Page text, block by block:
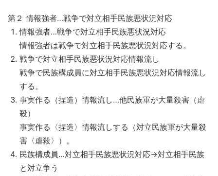
第２ 情報強者…戦争で対立相手民族悪状況対応
情報強者…戦争で対立相手民族悪状況対応
情報強者は戦争で対立相手民族悪状況対応する。
戦争で対立相手民族悪状況対応情報流し
戦争で民族構成員に対立相手民族悪状況対応情報流し
する。
事実作る（捏造）情報流し…他民族軍が大量殺害（虐
殺）
事実作る〈捏造〉情報流しする（対立民族軍が大量殺
害〈虐殺〉）。
民族構成員…対立相手民族悪状況対応→対立相手民族
と対立争う